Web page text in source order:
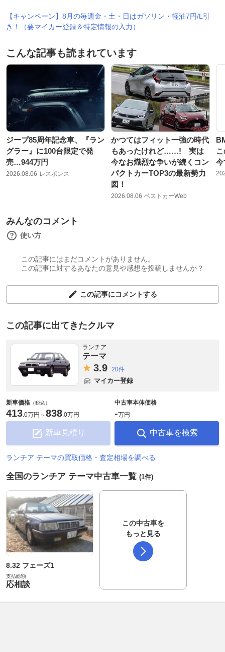
【キャンペーン】8月の毎週金・土・日はガソリン・軽油7円/L引
き！（要マイカー登録＆特定情報の入力）
こんな記事も読まれています
ジープ85周年記念車、『ラン
グラー』に100台限定で発
売…944万円
2026.08.06 レスポンス
かつてはフィット一強の時代
もあったけれど……! 実は
今なお熾烈な争いが続くコン
パクトカーTOP3の最新勢力
図！
2026.08.06 ベストカーWeb
今
みんなのコメント
使い方
この記事にはまだコメントがありません。
この記事に対するあなたの意見や感想を投稿しませんか？
この記事にコメントする
この記事に出てきたクルマ
ランチア
テーマ
3.9 20件
マイカー登録
新車価格 （税込）
413.0万円 ～838.0万円
新車見積り
中古車本体価格
-万円
中古車を検索
ランチア テーマの買取価格・査定相場を調べる
全国のランチア テーマ中古車一覧 (1件)
8.32 フェーズ1
支払総額
応相談
この中古車を
もっと見る